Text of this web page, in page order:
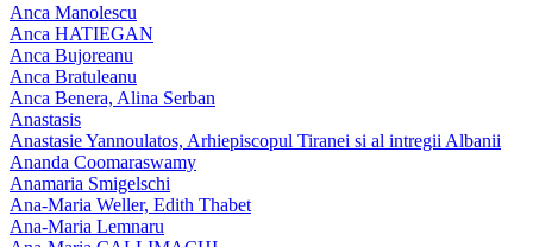
Anca Manolescu
Anca HATIEGAN
Anca Bujoreanu
Anca Bratuleanu
Anca Benera, Alina Serban
Anastasis
Anastasie Yannoulatos, Arhiepiscopul Tiranei si al intregii Albanii
Ananda Coomaraswamy
Anamaria Smigelschi
Ana-Maria Weller, Edith Thabet
Ana-Maria Lemnaru